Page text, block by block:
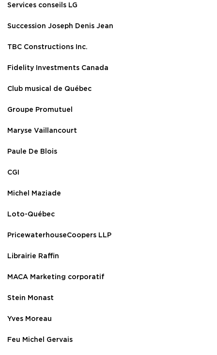
Services conseils LG
Succession Joseph Denis Jean
TBC Constructions Inc.
Fidelity Investments Canada
Club musical de Québec
Groupe Promutuel
Maryse Vaillancourt
Paule De Blois
CGI
Michel Maziade
Loto-Québec
PricewaterhouseCoopers LLP
Librairie Raffin
MACA Marketing corporatif
Stein Monast
Yves Moreau
Feu Michel Gervais